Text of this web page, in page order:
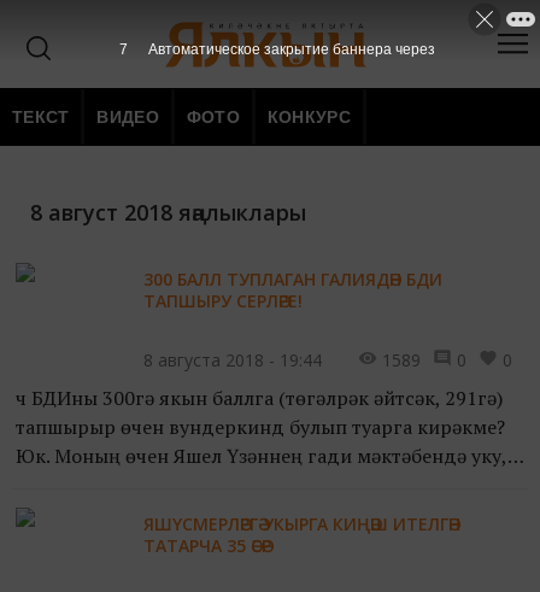
ТЕКСТ ВИДЕО ФОТО КОНКУРС
8 август 2018 яңалыклары
300 БАЛЛ ТУПЛАГАН ГАЛИЯДӘН БДИ
ТАПШЫРУ СЕРЛӘРЕ!
8 августа 2018 - 19:44 1589 0 0
Өч БДИны 300гә якын баллга (төгәлрәк әйтсәк, 291гә)
тапшырыр өчен вундеркинд булып туарга кирәкме?
Юк. Моның өчен Яшел Үзәннең гади мәктәбендә уку,
үзен...
ЯШҮСМЕРЛӘРГӘ УКЫРГА КИҢӘШ ИТЕЛГӘН
ТАТАРЧА 35 ӘСӘР
7 Автоматическое закрытие баннера через